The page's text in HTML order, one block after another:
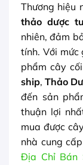
Thương hiệu
thảo dược
nhiên, đảm
tính. Với
phẩm cây
ship,Thảo
đến sản
thuận lợi
mua được
nhà cung
Địa Chỉ Bán